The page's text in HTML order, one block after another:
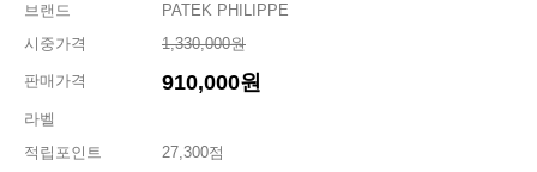
브랜드
PATEK PHILIPPE
시중가격
1,330,000원
판매가격 910,000원
라벨
적립포인트
27,300점